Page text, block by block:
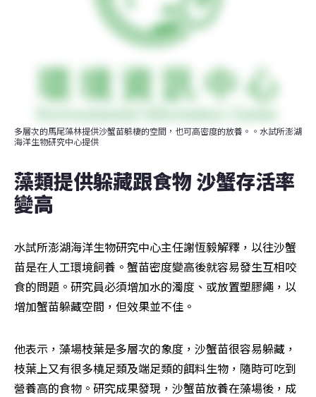
多層次的馬尾藻林提供沙蟹苗躲棲的空間，也可高密度的放養。。水試所澎湖
海洋生物研究中心提供
藻類提供躲藏跟食物 沙蟹存活率
變高
水試所澎湖海洋生物研究中心主任謝恆毅解釋，以往沙蟹
苗是在人工環境飼養。蟹苗密度變高後就容易發生互相咬
食的問題。研究員必須增加水的濁度、或放置塑膠繩，以
增加蟹苗躲藏空間，但效果並不佳。
他表示，藻場枝葉是多層次的象度，沙蟹苗很容易躲藏，
枝葉上又有很多橈足類及端足類的餌料生物，隨時可吃到
營養高的食物。研究成果發現，沙蟹苗放養在藻場後，成